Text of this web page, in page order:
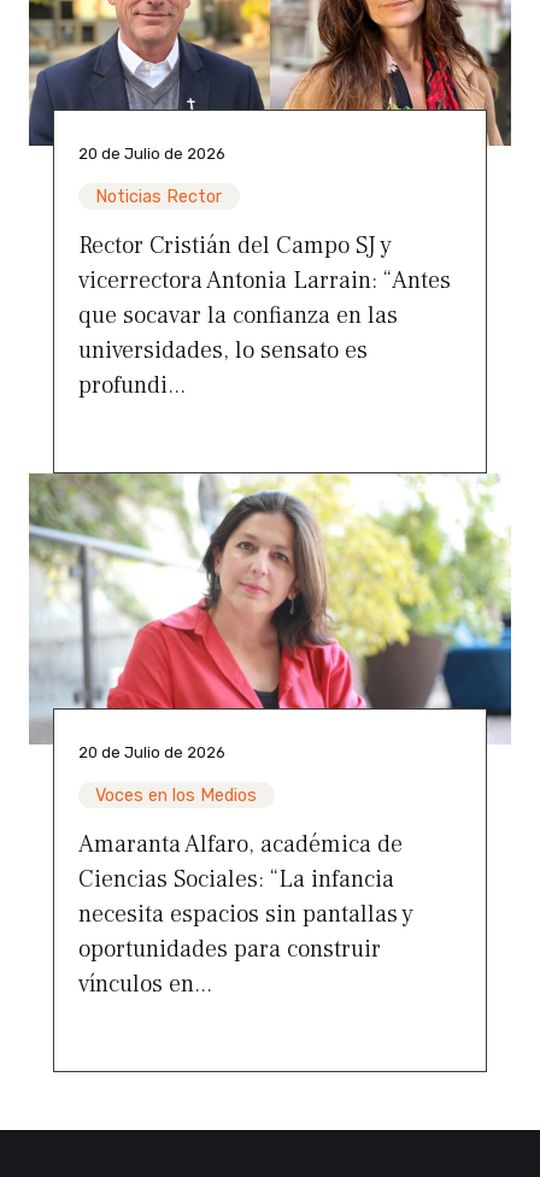
20 de Julio de 2026
Noticias Rector
Rector Cristián del Campo SJ y
vicerrectora Antonia Larrain: “Antes
que socavar la confianza en las
universidades, lo sensato es
profundi...
20 de Julio de 2026
Voces en los Medios
Amaranta Alfaro, académica de
Ciencias Sociales: “La infancia
necesita espacios sin pantallas y
oportunidades para construir
vínculos en...